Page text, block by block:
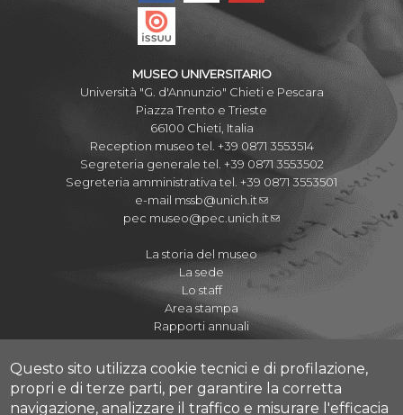
MUSEO UNIVERSITARIO
Università "G. d'Annunzio" Chieti e Pescara
Piazza Trento e Trieste
66100 Chieti, Italia
Reception museo tel. +39 0871 3553514
Segreteria generale tel. +39 0871 3553502
Segreteria amministrativa tel. +39 0871 3553501
e-mail mssb@unich.it
pec museo@pec.unich.it
La storia del museo
La sede
Lo staff
Area stampa
Rapporti annuali
Questo sito utilizza cookie tecnici e di profilazione,
propri e di terze parti, per garantire la corretta
navigazione, analizzare il traffico e misurare l'efficacia